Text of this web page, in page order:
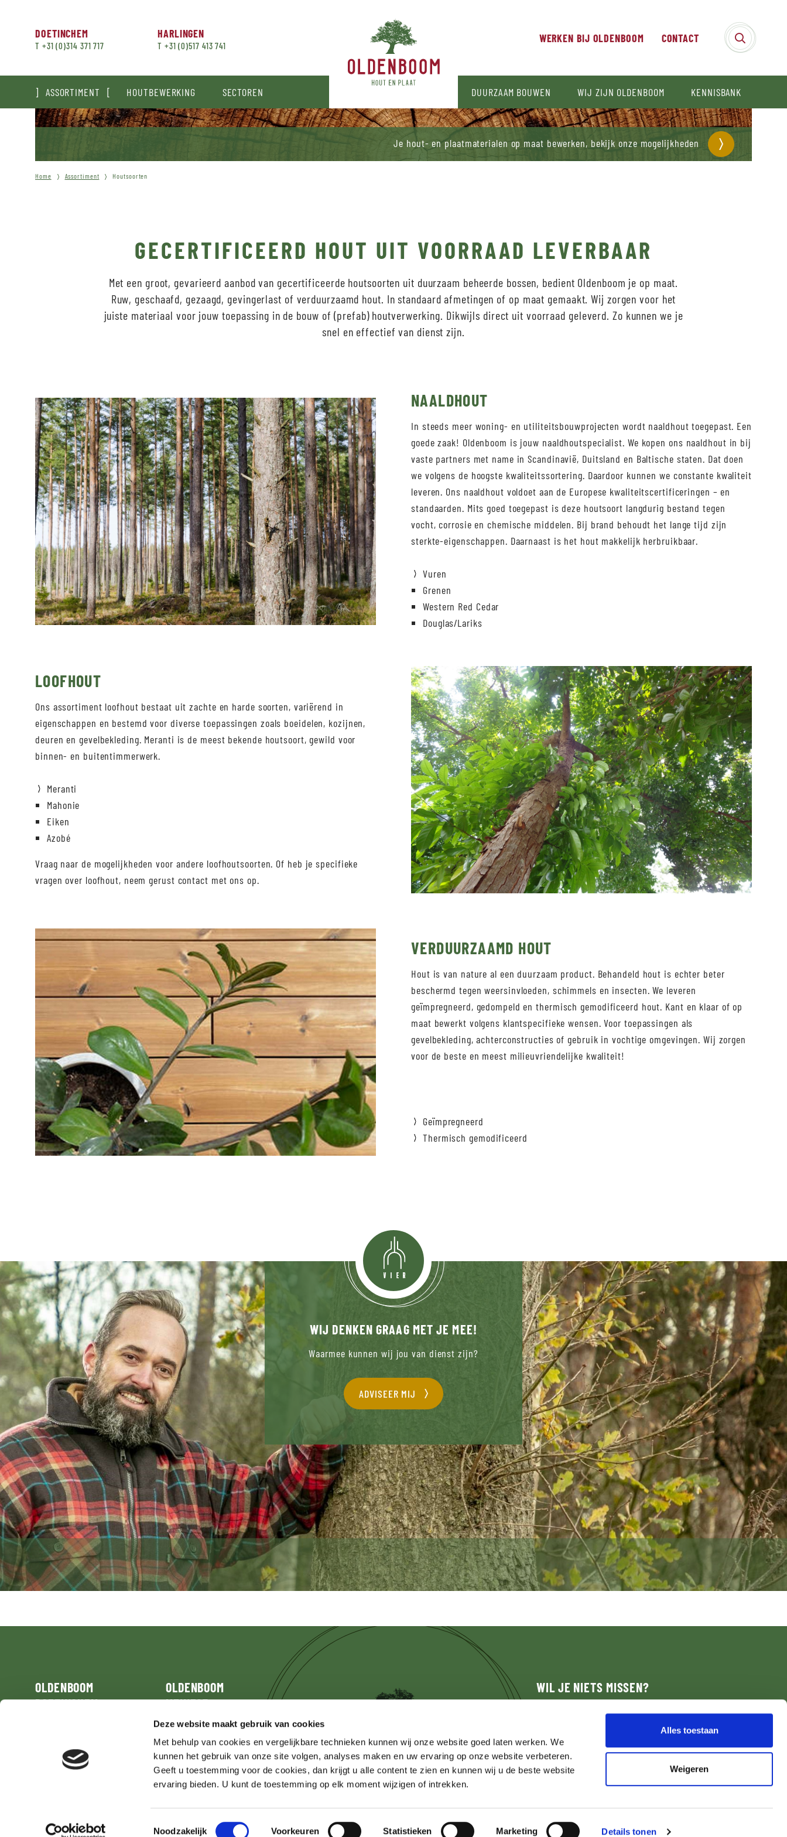
Deze website maakt gebruik van cookies
Met behulp van cookies en vergelijkbare technieken kunnen wij onze website goed laten werken. We
kunnen het gebruik van onze site volgen, analyses maken en uw ervaring op onze website verbeteren.
Geeft u toestemming voor de cookies, dan krijgt u alle content te zien en kunnen wij u de beste website
ervaring bieden. U kunt de toestemming op elk moment wijzigen of intrekken.
Toestemmingsselectie
Noodzakelijk Voorkeuren Statistieken Marketing Details tonen
Alles toestaan
Weigeren
DOETINCHEM
T +31 (0)314 371 717
HARLINGEN
T +31 (0)517 413 741
WERKEN BIJ OLDENBOOM CONTACT
ASSORTIMENT HOUTBEWERKING SECTOREN DUURZAAM BOUWEN WIJ ZIJN OLDENBOOM KENNISBANK
Je hout- en plaatmaterialen op maat bewerken, bekijk onze mogelijkheden
Home Assortiment Houtsoorten
GECERTIFICEERD HOUT UIT VOORRAAD LEVERBAAR
Met een groot, gevarieerd aanbod van gecertificeerde houtsoorten uit duurzaam beheerde bossen, bedient Oldenboom je op maat.
Ruw, geschaafd, gezaagd, gevingerlast of verduurzaamd hout. In standaard afmetingen of op maat gemaakt. Wij zorgen voor het
juiste materiaal voor jouw toepassing in de bouw of (prefab) houtverwerking. Dikwijls direct uit voorraad geleverd. Zo kunnen we je
snel en effectief van dienst zijn.
NAALDHOUT
In steeds meer woning- en utiliteitsbouwprojecten wordt naaldhout toegepast. Een
goede zaak! Oldenboom is jouw naaldhoutspecialist. We kopen ons naaldhout in bij
vaste partners met name in Scandinavië, Duitsland en Baltische staten. Dat doen
we volgens de hoogste kwaliteitssortering. Daardoor kunnen we constante kwaliteit
leveren. Ons naaldhout voldoet aan de Europese kwaliteitscertificeringen – en
standaarden. Mits goed toegepast is deze houtsoort langdurig bestand tegen
vocht, corrosie en chemische middelen. Bij brand behoudt het lange tijd zijn
sterkte-eigenschappen. Daarnaast is het hout makkelijk herbruikbaar.
Vuren
Grenen
Western Red Cedar
Douglas/Lariks
LOOFHOUT
Ons assortiment loofhout bestaat uit zachte en harde soorten, variërend in
eigenschappen en bestemd voor diverse toepassingen zoals boeidelen, kozijnen,
deuren en gevelbekleding. Meranti is de meest bekende houtsoort, gewild voor
binnen- en buitentimmerwerk.
Meranti
Mahonie
Eiken
Azobé
Vraag naar de mogelijkheden voor andere loofhoutsoorten. Of heb je specifieke
vragen over loofhout, neem gerust contact met ons op.
VERDUURZAAMD HOUT
Hout is van nature al een duurzaam product. Behandeld hout is echter beter
beschermd tegen weersinvloeden, schimmels en insecten. We leveren
geïmpregneerd, gedompeld en thermisch gemodificeerd hout. Kant en klaar of op
maat bewerkt volgens klantspecifieke wensen. Voor toepassingen als
gevelbekleding, achterconstructies of gebruik in vochtige omgevingen. Wij zorgen
voor de beste en meest milieuvriendelijke kwaliteit!
Geïmpregneerd
Thermisch gemodificeerd
WIJ DENKEN GRAAG MET JE MEE!
Waarmee kunnen wij jou van dienst zijn?
ADVISEER MIJ
OLDENBOOM
DOETINCHEM
+31(0)314 371717
OLDENBOOM
MEINESZ
Zuidwalweg 22
8861 NV Harlingen
T: +31(0)517 413741
meinesz@oldenboom.nl
WIL JE NIETS MISSEN?
NIEUWSBRIEF